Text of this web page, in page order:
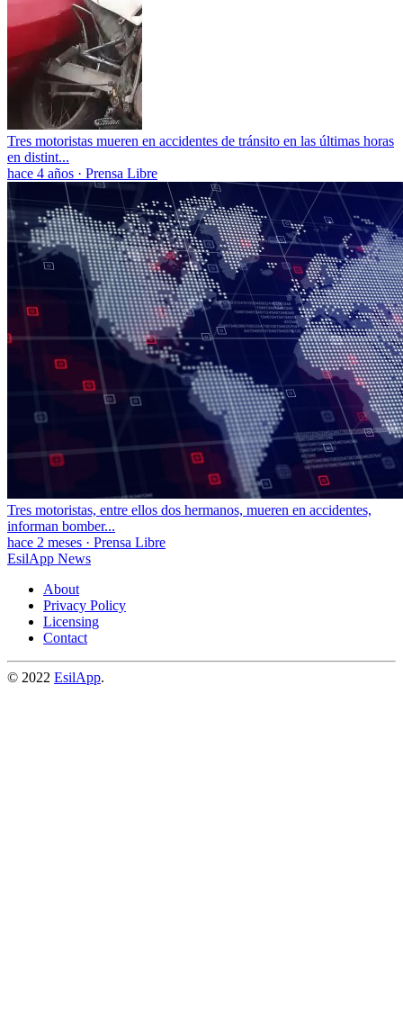
Tres motoristas mueren en accidentes de tránsito en las últimas horas
en distint...
hace 4 años · Prensa Libre
Tres motoristas, entre ellos dos hermanos, mueren en accidentes,
informan bomber...
hace 2 meses · Prensa Libre
EsilApp News
About
Privacy Policy
Licensing
Contact
© 2022 EsilApp.